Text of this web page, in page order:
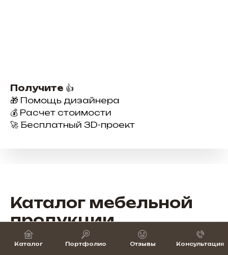
Каталог Портфолио Отзывы Консультация
Получите 👍
🎁 Помощь дизайнера
💰 Расчет стоимости
🚀 Бесплатный 3D-проект
Каталог мебельной
продукции
Широкий выбор мебели для бизнеса —